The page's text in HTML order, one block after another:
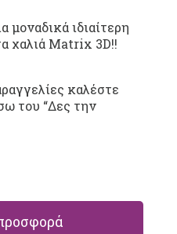
ιδιαίτερη
χαλιά Matrix 3D!!
καλέστε
του “Δες την